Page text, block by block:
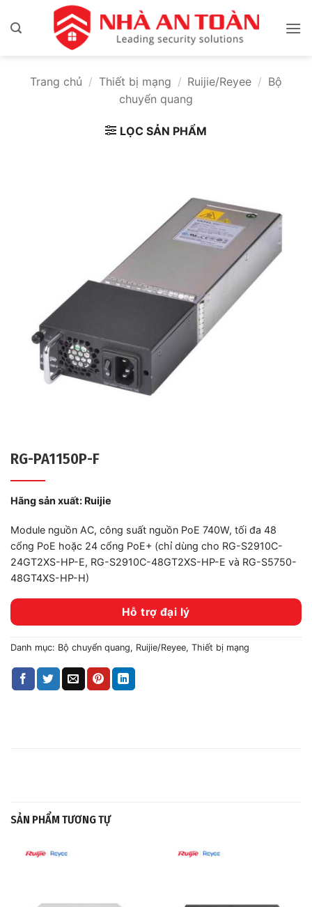
qua
Trang chủ / Thiết bị mạng / Ruijie/Reyee / Bộ
chuyển quang
LỌC SẢN PHẨM
RG-PA1150P-F
Hãng sản xuất: Ruijie
Module nguồn AC, công suất nguồn PoE 740W, tối đa 48
cổng PoE hoặc 24 cổng PoE+ (chỉ dùng cho RG-S2910C-
24GT2XS-HP-E, RG-S2910C-48GT2XS-HP-E và RG-S5750-
48GT4XS-HP-H)
Hỗ trợ đại lý
Danh mục: Bộ chuyển quang, Ruijie/Reyee, Thiết bị mạng
SẢN PHẨM TƯƠNG TỰ